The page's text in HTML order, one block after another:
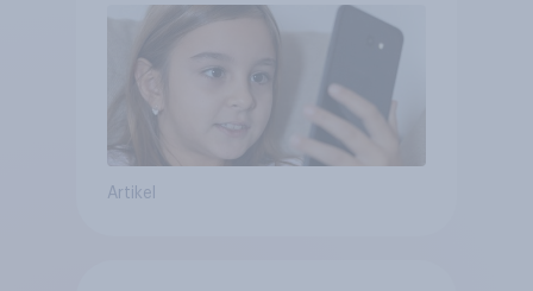
Artikel